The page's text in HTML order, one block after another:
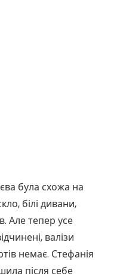
була схожа на
білі дивани,
Але тепер усе
валізи
немає. Стефанія
після себе